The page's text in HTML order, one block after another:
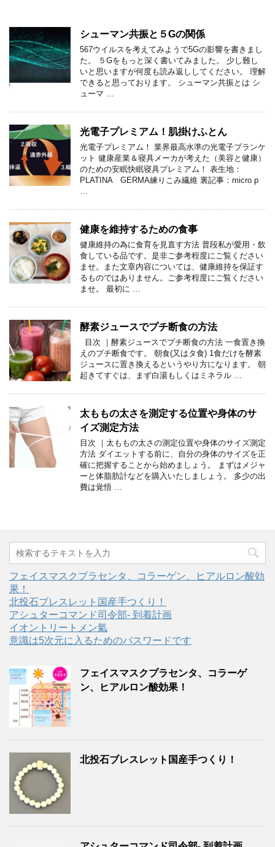
シューマン共振と５Gの関係
567ウイルスを考えてみようで5Gの影響を書きまし
た。 ５Gをもっと深く書いてみました。 少し難し
いと思いますが何度も読み返ししてください。 理解
できると思っております。 シューマン共振とは シ
ューマ …
光電子プレミアム！肌掛けふとん
光電子プレミアム！ 業界最高水準の光電子ブランケ
ット 健康産業＆寝具メーカが考えた（美容と健康）
のための安眠快眠寝具プレミアム！ 表生地：
PLATINA GERMA練りこみ繊維 裏記事：micro p
健康を維持するための食事
健康維持の為に食育を見直す方法 普段私が愛用・飲
食している品です。是非ご参考程度にご覧ください
ませ。また文章内容については、健康維持を保証す
るものではありません。ご参考程度にご覧ください
ませ。 最初に …
酵素ジュースでプチ断食の方法
目次 ｜酵素ジュースでプチ断食の方法 一食置き換
えのプチ断食です。 朝食(又はタ食) 1食だけを酵素
ジュースに置き換えるというやり方になります。 朝
起きてすぐは、まず白湯もしくはミネラル …
太ももの太さを測定する位置や身体のサ
イズ測定方法
目次 ｜太ももの太さの測定位置や身体のサイズ測定
方法 ダイエットする前に、自分の身体のサイズを正
確に把握することから始めましょう。 まずはメジャ
ーと体脂肪計などを購入いたしましょう。 多少の出
費は覚悟 …
フェイスマスクプラセンタ、コラーゲン、ヒアルロン酸効
果！
北投石ブレスレット国産手つくり！
アシュターコマンド司令部- 到着計画
イオントリートメン氣
意識は5次元に入るためのパスワードです
フェイスマスクプラセンタ、コラーゲ
ン、ヒアルロン酸効果！
北投石ブレスレット国産手つくり！